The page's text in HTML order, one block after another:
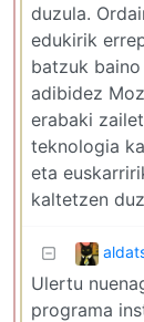
duzula.
edukirik
batzuk
adibidez
erabaki
teknologia
eta
kaltetzen
Ulertu
programa